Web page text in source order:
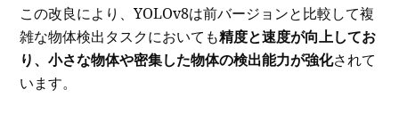
この改良により、YOLOv8は前バージョンと比較して複
雑な物体検出タスクにおいても精度と速度が向上してお
り、小さな物体や密集した物体の検出能力が強化されて
います。